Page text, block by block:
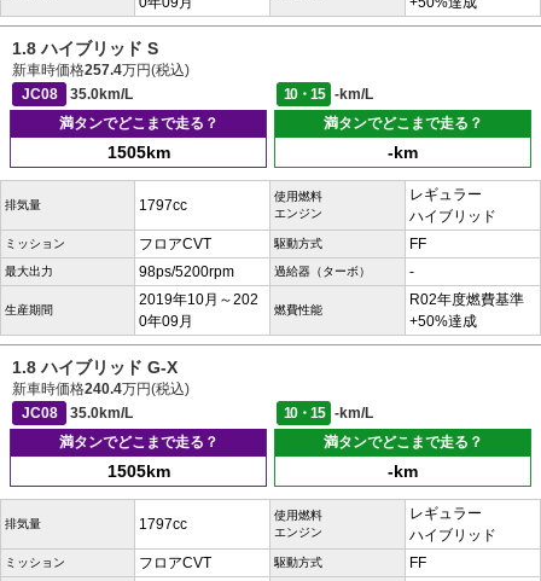
1.8 ハイブリッド S
新車時価格257.4万円(税込)
JC08
35.0km/L 10・15
-km/L
満タンでどこまで走る？
1505km
満タンでどこまで走る？
-km
排気量 1797cc
使用燃料
エンジン
レギュラー
ハイブリッド
ミッション フロアCVT 駆動方式 FF
最大出力 98ps/5200rpm 過給器（ターボ） -
生産期間
2019年10月～202
0年09月
燃費性能
R02年度燃費基準
+50%達成
1.8 ハイブリッド G-X
新車時価格240.4万円(税込)
JC08
35.0km/L 10・15
-km/L
満タンでどこまで走る？
1505km
満タンでどこまで走る？
-km
排気量 1797cc
使用燃料
エンジン
レギュラー
ハイブリッド
ミッション フロアCVT 駆動方式 FF